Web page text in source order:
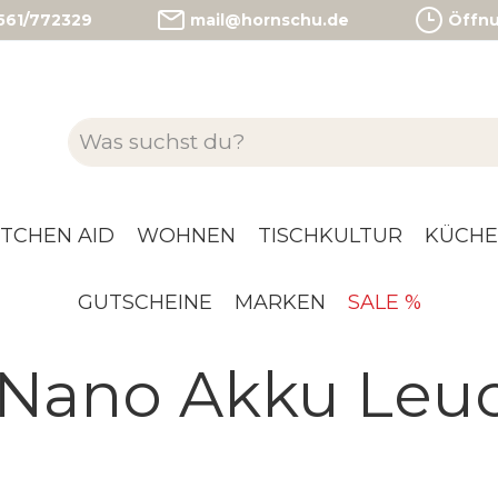
772329 mail@hornschu.de
AID WOHNEN TISCHKULTUR KÜCHE
GUTSCHEINE MARKEN SALE %
Akku